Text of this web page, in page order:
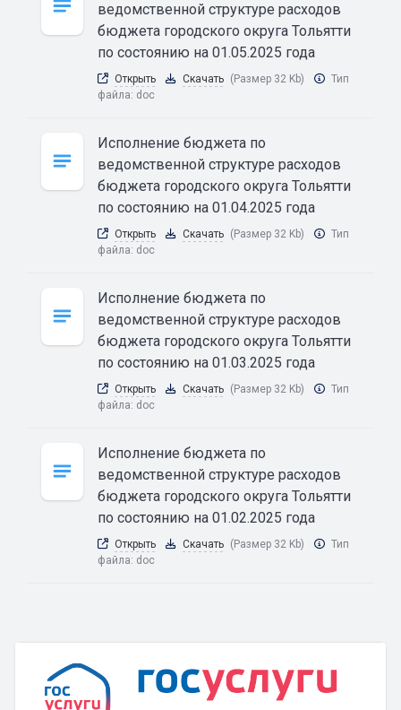
ведомственной структуре расходов
бюджета городского округа Тольятти
по состоянию на 01.05.2025 года
Открыть Скачать (Размер 32 Kb)
Тип
файла: doc
Исполнение бюджета по
ведомственной структуре расходов
бюджета городского округа Тольятти
по состоянию на 01.04.2025 года
Открыть Скачать (Размер 32 Kb)
Тип
файла: doc
Исполнение бюджета по
ведомственной структуре расходов
бюджета городского округа Тольятти
по состоянию на 01.03.2025 года
Открыть Скачать (Размер 32 Kb)
Тип
файла: doc
Исполнение бюджета по
ведомственной структуре расходов
бюджета городского округа Тольятти
по состоянию на 01.02.2025 года
Открыть Скачать (Размер 32 Kb)
Тип
файла: doc